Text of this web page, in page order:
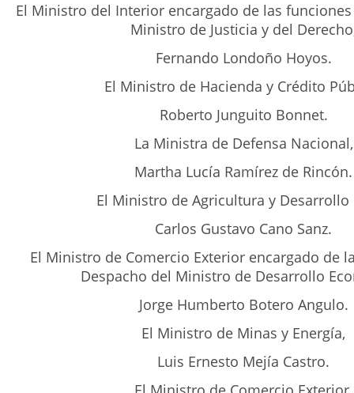
El Ministro del Interior encargado de las
Ministro de Justicia y del
Fernando Londoño Hoyos.
El Ministro de Hacienda y Crédito
Roberto Junguito Bonnet.
La Ministra de Defensa Nacional,
Martha Lucía Ramírez de Rincón.
El Ministro de Agricultura y Desarrollo
Carlos Gustavo Cano Sanz.
El Ministro de Comercio Exterior encargado de
Despacho del Ministro de Desarrollo
Jorge Humberto Botero Angulo.
El Ministro de Minas y Energía,
Luis Ernesto Mejía Castro.